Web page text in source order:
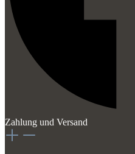
Zahlung und Versand